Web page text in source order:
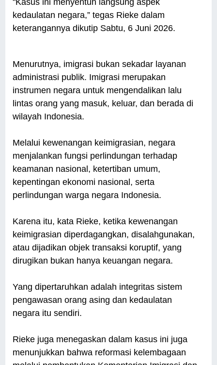
kedaulatan negara,” tegas Rieke dalam
keterangannya dikutip Sabtu, 6 Juni 2026.
Menurutnya, imigrasi bukan sekadar layanan
administrasi publik. Imigrasi merupakan
instrumen negara untuk mengendalikan lalu
lintas orang yang masuk, keluar, dan berada di
wilayah Indonesia.
Melalui kewenangan keimigrasian, negara
menjalankan fungsi perlindungan terhadap
keamanan nasional, ketertiban umum,
kepentingan ekonomi nasional, serta
perlindungan warga negara Indonesia.
Karena itu, kata Rieke, ketika kewenangan
keimigrasian diperdagangkan, disalahgunakan,
atau dijadikan objek transaksi koruptif, yang
dirugikan bukan hanya keuangan negara.
Yang dipertaruhkan adalah integritas sistem
pengawasan orang asing dan kedaulatan
negara itu sendiri.
Rieke juga menegaskan dalam kasus ini juga
menunjukkan bahwa reformasi kelembagaan